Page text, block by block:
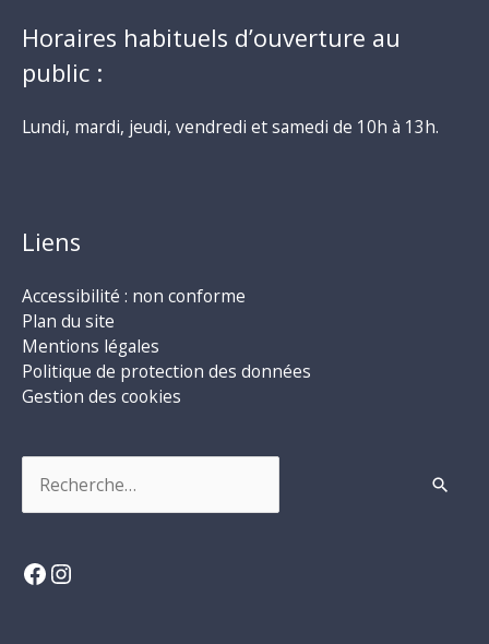
Horaires habituels d’ouverture au
public :
Lundi, mardi, jeudi, vendredi et samedi de 10h à 13h.
Liens
Accessibilité : non conforme
Plan du site
Mentions légales
Politique de protection des données
Gestion des cookies
Facebook
Instagram